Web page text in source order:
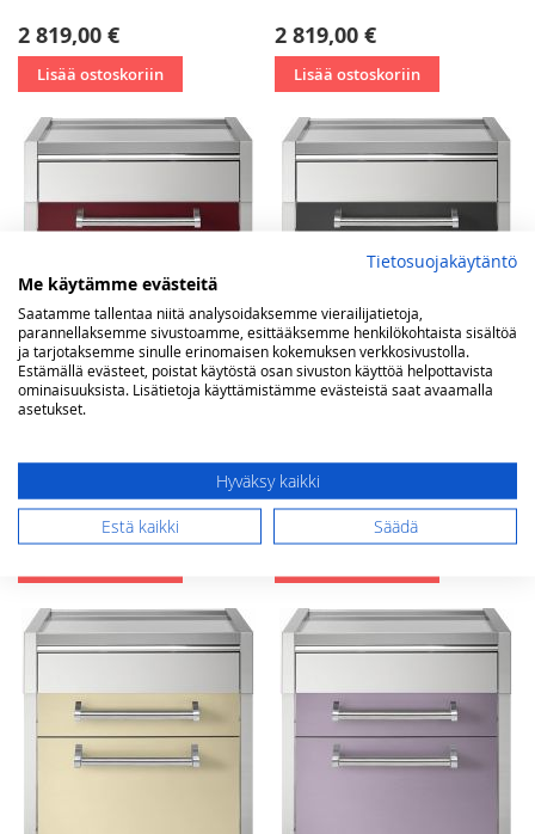
2 819,00 €
Lisää ostoskoriin
2 819,00 €
Lisää ostoskoriin
Steel Genesi työtasokaapisto
2 819,00 €
Steel Genesi työtasokaapisto
70 cm antrasiitti
2 819,00 €
Tietosuojakäytäntö
Me käytämme evästeitä
Saatamme tallentaa niitä analysoidaksemme vierailijatietoja,
parannellaksemme sivustoamme, esittääksemme henkilökohtaista sisältöä
ja tarjotaksemme sinulle erinomaisen kokemuksen verkkosivustolla.
Estämällä evästeet, poistat käytöstä osan sivuston käyttöä helpottavista
ominaisuuksista. Lisätietoja käyttämistämme evästeistä saat avaamalla
asetukset.
Hyväksy kaikki
Estä kaikki
Säädä